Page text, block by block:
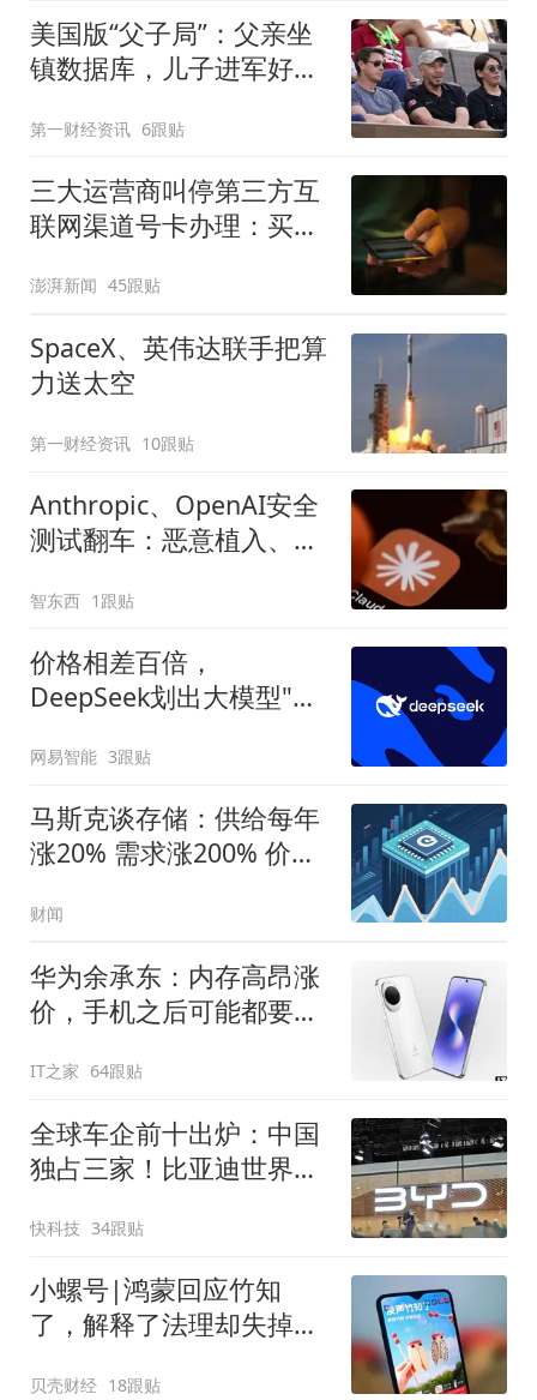
美国版“父子局”：父亲坐
镇数据库，儿子进军好莱
第一财经资讯 6跟贴
三大运营商叫停第三方互
联网渠道号卡办理：买的
吗？
澎湃新闻 45跟贴
SpaceX、英伟达联手把算
力送太空
第一财经资讯 10跟贴
Anthropic、OpenAI安全
测试翻车：恶意植入、杜
智东西 1跟贴
价格相差百倍，
DeepSeek划出大模型"斩
网易智能 3跟贴
马斯克谈存储：供给每年
涨20% 需求涨200% 价格
财闻
华为余承东：内存高昂涨
价，手机之后可能都要大
IT之家 64跟贴
全球车企前十出炉：中国
独占三家！比亚迪世界第
快科技 34跟贴
小螺号|鸿蒙回应竹知
了，解释了法理却失掉了
贝壳财经 18跟贴